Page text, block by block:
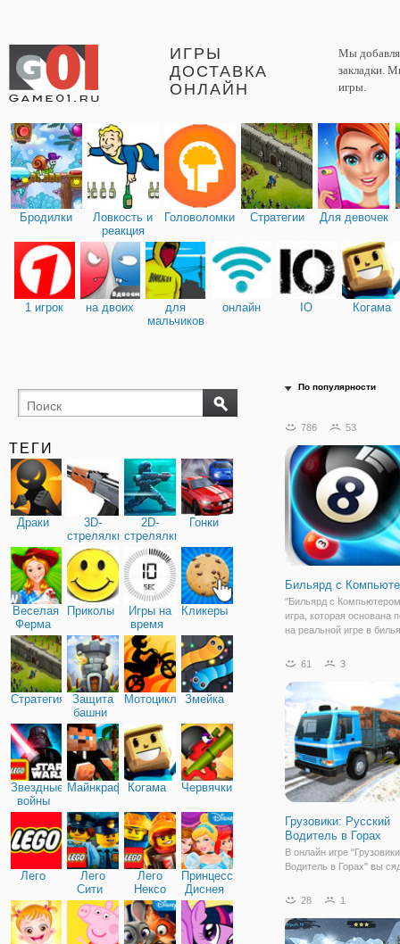
ИГРЫ
ДОСТАВКА
ОНЛАЙН
Мы
закладки.
игры.
Бродилки
Ловкость и
реакция
Головоломки Стратегии Для девочек
1 игрок на двоих
для
мальчиков
онлайн IO Когама
ТЕГИ
Драки
3D-
стрелялки
2D-
стрелялки
Гонки
Веселая
Ферма
Приколы
Игры на
время
Кликеры
Стратегия
Защита
башни
МотоциклыЗмейка
Звездные
войны
МайнкрафтКогама Червячки
Лего
Лего
Сити
Лего
Нексо
Найтс
Принцессы
Диснея
По популярности
786 53
Бильярд с
"Бильярд с
игра, которая основана
на реальной игре в
Несмотря на название -
который имеет точно
правила,
61 3
Грузовики: Русский
Водитель в Горах
В онлайн игре
Водитель в Горах" вы
котором предстоит
получили задание -
до указанного место
28 1